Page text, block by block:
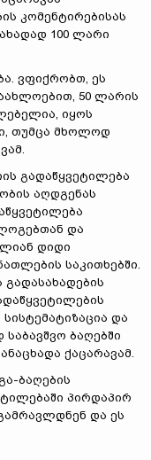
კომენტირებისას
100 ლარი
ვფიქრობთ, ეს
50 ლარის
იყოს
თუმცა მხოლოდ
გადაწყვეტილება
აღდგენას
და
დიდი
საკითხებში.
გადასახადების
სისტემატიზაცია და
ბაღებში
ქაცარავამ.
ბაღების
პირდაპირ
და ეს